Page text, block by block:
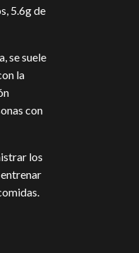
5.6g de
se suele
la
con
los